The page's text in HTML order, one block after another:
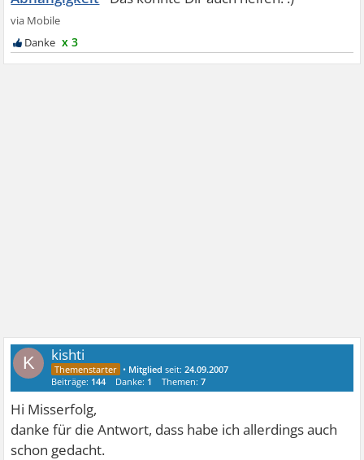
x 3
K kishti
• Mitglied seit:24.09.2007
Beiträge: 144 Danke: 1 Themen:7
Hi Misserfolg,
danke für die Antwort, dass habe ich allerdings auch
schon gedacht.